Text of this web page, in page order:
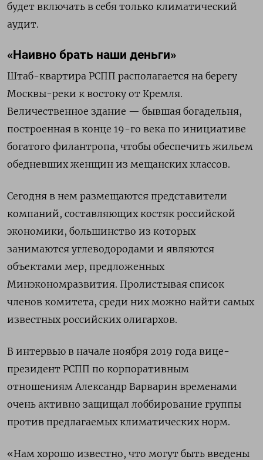
будет включать в себя только климатический
аудит.
«Наивно брать наши деньги»
Штаб-квартира РСПП располагается на берегу
Москвы-реки к востоку от Кремля.
Величественное здание — бывшая богадельня,
построенная в конце 19-го века по инициативе
богатого филантропа, чтобы обеспечить жильем
обедневших женщин из мещанских классов.
Сегодня в нем размещаются представители
компаний, составляющих костяк российской
экономики, большинство из которых
занимаются углеводородами и являются
объектами мер, предложенных
Минэкономразвития. Пролистывая список
членов комитета, среди них можно найти самых
известных российских олигархов.
В интервью в начале ноября 2019 года вице-
президент РСПП по корпоративным
отношениям Александр Варварин временами
очень активно защищал лоббирование группы
против предлагаемых климатических норм.
«Нам хорошо известно, что могут быть введены